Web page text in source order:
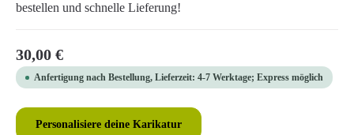
bestellen und schnelle Lieferung!
Regulärer Preis:
30,00 €
Anfertigung nach Bestellung, Lieferzeit: 4-7 Werktage; Express möglich
Personalisiere deine Karikatur